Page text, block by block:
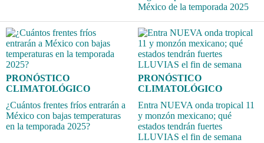
México de la temporada 2025
PRONÓSTICO
CLIMATOLÓGICO
¿Cuántos frentes fríos entrarán a
México con bajas temperaturas
en la temporada 2025?
PRONÓSTICO
CLIMATOLÓGICO
Entra NUEVA onda tropical 11
y monzón mexicano; qué
estados tendrán fuertes
LLUVIAS el fin de semana